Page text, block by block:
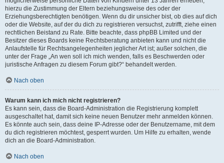
hierzu die Zustimmung der Eltern beziehungsweise des oder der
Erziehungsberechtigten benötigen. Wenn du dir unsicher bist, ob dies auf dich
oder die Website, auf der du dich zu registrieren versuchst, zutrifft, ziehe einen
rechtlichen Beistand zu Rate. Bitte beachte, dass phpBB Limited und der
Besitzer dieses Boards keine Rechtsberatung anbieten kann und nicht die
Anlaufstelle für Rechtsangelegenheiten jeglicher Art ist; außer solchen, die
unter der Frage „An wen soll ich mich wenden, falls es Beschwerden oder
juristische Anfragen zu diesem Forum gibt?“ behandelt werden.
Nach oben
Warum kann ich mich nicht registrieren?
Es kann sein, dass die Board-Administration die Registrierung komplett
ausgeschaltet hat, damit sich keine neuen Benutzer mehr anmelden können.
Es könnte auch sein, dass deine IP-Adresse oder der Benutzername, mit dem
du dich registrieren möchtest, gesperrt wurden. Um Hilfe zu erhalten, wende
dich an die Board-Administration.
Nach oben